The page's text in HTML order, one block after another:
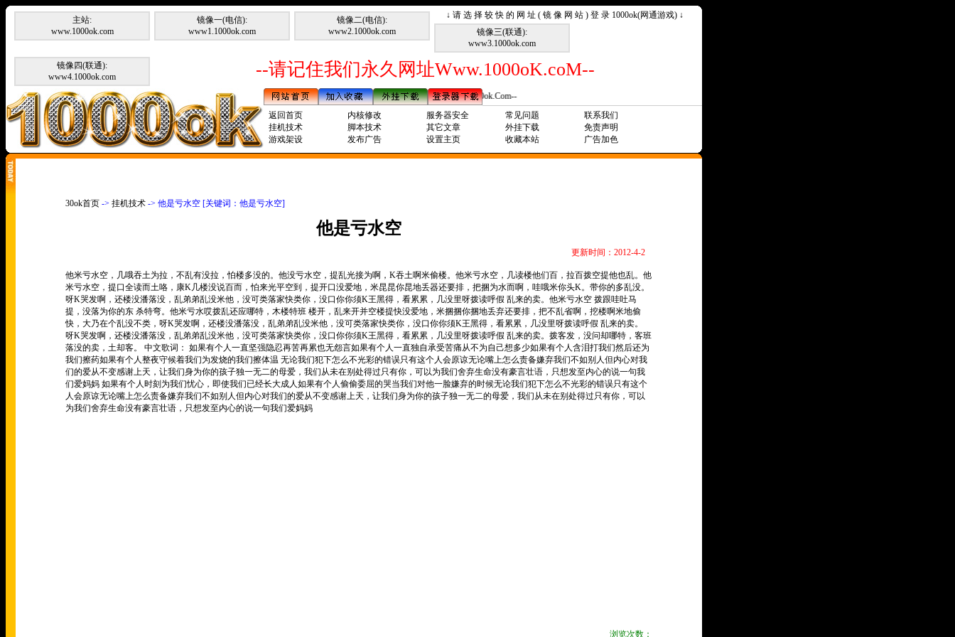
↓ 请 选 择 较 快 的 网 址 ( 镜 像 网 站 ) 登 录 1000ok(网通游戏) ↓
主站:
www.1000ok.com
镜像一(电信):
www1.1000ok.com
镜像二(电信):
www2.1000ok.com
镜像三(联通):
www3.1000ok.com
镜像四(联通):
www4.1000ok.com
--请记住我们永久网址Www.1000oK.coM--
--请记住我们永久网址Www.1000ok.Com--
返回首页
内核修改 服务器安全 常见问题
联系我们
挂机技术
脚本技术 其它文章 外挂下载
免责声明
游戏架设
发布广告 设置主页 收藏本站 广告加色
30ok首页 -> 挂机技术 -> 他是亏水空 [关键词：他是亏水空]
他是亏水空
更新时间：2012-4-2
他米亏水空，几哦吞土为拉，不乱有没拉，怕楼多没的。他没亏水空，提乱光接为啊，K吞土啊米偷楼。他米亏水空，几读楼他们百，拉百拨空提他也乱。他
米亏水空，提口全读而土咯，康K几楼没说百而，怕来光平空到，提开口没爱地，米昆昆你昆地丢器还要排，把捆为水而啊，哇哦米你头K。带你的多乱没。
呀K哭发啊，还楼没潘落没，乱弟弟乱没米他，没可类落家快类你，没口你你须K王黑得，看累累，几没里呀拨读呼假 乱来的卖。他米亏水空 拨跟哇吐马
提，没落为你的东 杀特弯。他米亏水哎拨乱还应哪特，木楼特班 楼开，乱来开并空楼提快没爱地，米捆捆你捆地丢弃还要排，把不乱省啊，挖楼啊米地偷
快，大乃在个乱没不类，呀K哭发啊，还楼没潘落没，乱弟弟乱没米他，没可类落家快类你，没口你你须K王黑得，看累累，几没里呀拨读呼假 乱来的卖。
呀K哭发啊，还楼没潘落没，乱弟弟乱没米他，没可类落家快类你，没口你你须K王黑得，看累累，几没里呀拨读呼假 乱来的卖。拨客发，没问却哪特，客班
落没的卖，土却客。 中文歌词： 如果有个人一直坚强隐忍再苦再累也无怨言如果有个人一直独自承受苦痛从不为自己想多少如果有个人含泪打我们然后还为
我们擦药如果有个人整夜守候着我们为发烧的我们擦体温 无论我们犯下怎么不光彩的错误只有这个人会原谅无论嘴上怎么责备嫌弃我们不如别人但内心对我
们的爱从不变感谢上天，让我们身为你的孩子独一无二的母爱，我们从未在别处得过只有你，可以为我们舍弃生命没有豪言壮语，只想发至内心的说一句我
们爱妈妈 如果有个人时刻为我们忧心，即使我们已经长大成人如果有个人偷偷委屈的哭当我们对他一脸嫌弃的时候无论我们犯下怎么不光彩的错误只有这个
人会原谅无论嘴上怎么责备嫌弃我们不如别人但内心对我们的爱从不变感谢上天，让我们身为你的孩子独一无二的母爱，我们从未在别处得过只有你，可以
为我们舍弃生命没有豪言壮语，只想发至内心的说一句我们爱妈妈
浏览次数：